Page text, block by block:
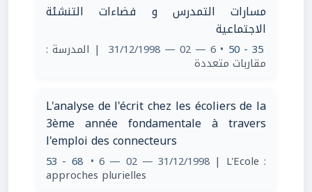
مسارات التمدرس و فضاءات التنشئة
الاجتماعية
35 - 50
• 6 — 02 — 31/12/1998 | المدرسة :
مقاربات متعددة
L'analyse de l'écrit chez les écoliers de la
3ème année fondamentale à travers
l'emploi des connecteurs
53 - 68 • 6 — 02 — 31/12/1998 | L'Ecole :
approches plurielles